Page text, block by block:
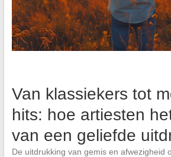
Van klassiekers tot
hits: hoe artiesten
van een geliefde
De uitdrukking van gemis en afwezigheid